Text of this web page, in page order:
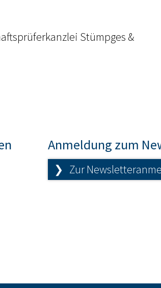
Stümpges &
Anmeldung zum
❯ Zur